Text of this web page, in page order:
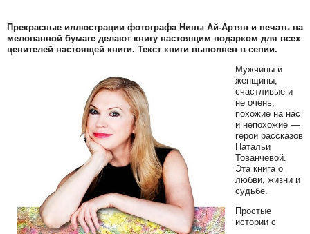
Прекрасные иллюстрации фотографа Нины Ай-Артян и печать на
мелованной бумаге делают книгу настоящим подарком для всех
ценителей настоящей книги. Текст книги выполнен в сепии.
Мужчины и
женщины,
счастливые и
не очень,
похожие на нас
и непохожие —
герои рассказов
Натальи
Тованчевой.
Эта книга о
любви, жизни и
судьбе.
Простые
истории с